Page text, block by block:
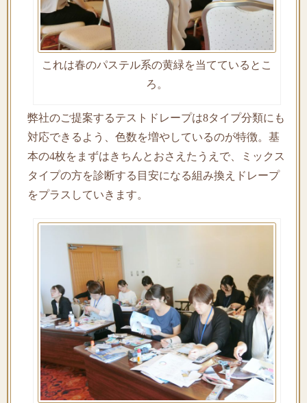
これは春のパステル系の黄緑を当てているとこ
ろ。
弊社のご提案するテストドレープは8タイプ分類にも
対応できるよう、色数を増やしているのが特徴。基
本の4枚をまずはきちんとおさえたうえで、ミックス
タイプの方を診断する目安になる組み換えドレープ
をプラスしていきます。